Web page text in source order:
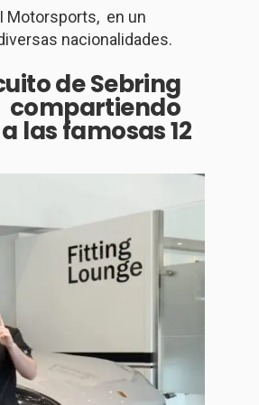
Motorsports, en un
nacionalidades.
de Sebring
compartiendo
las famosas 12